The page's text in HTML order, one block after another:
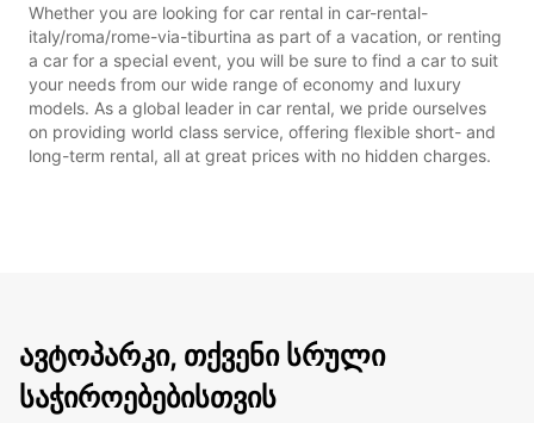
Whether you are looking for car rental in car-rental-
italy/roma/rome-via-tiburtina as part of a vacation, or renting
a car for a special event, you will be sure to find a car to suit
your needs from our wide range of economy and luxury
models. As a global leader in car rental, we pride ourselves
on providing world class service, offering flexible short- and
long-term rental, all at great prices with no hidden charges.
ავტოპარკი, თქვენი სრული
საჭიროებებისთვის